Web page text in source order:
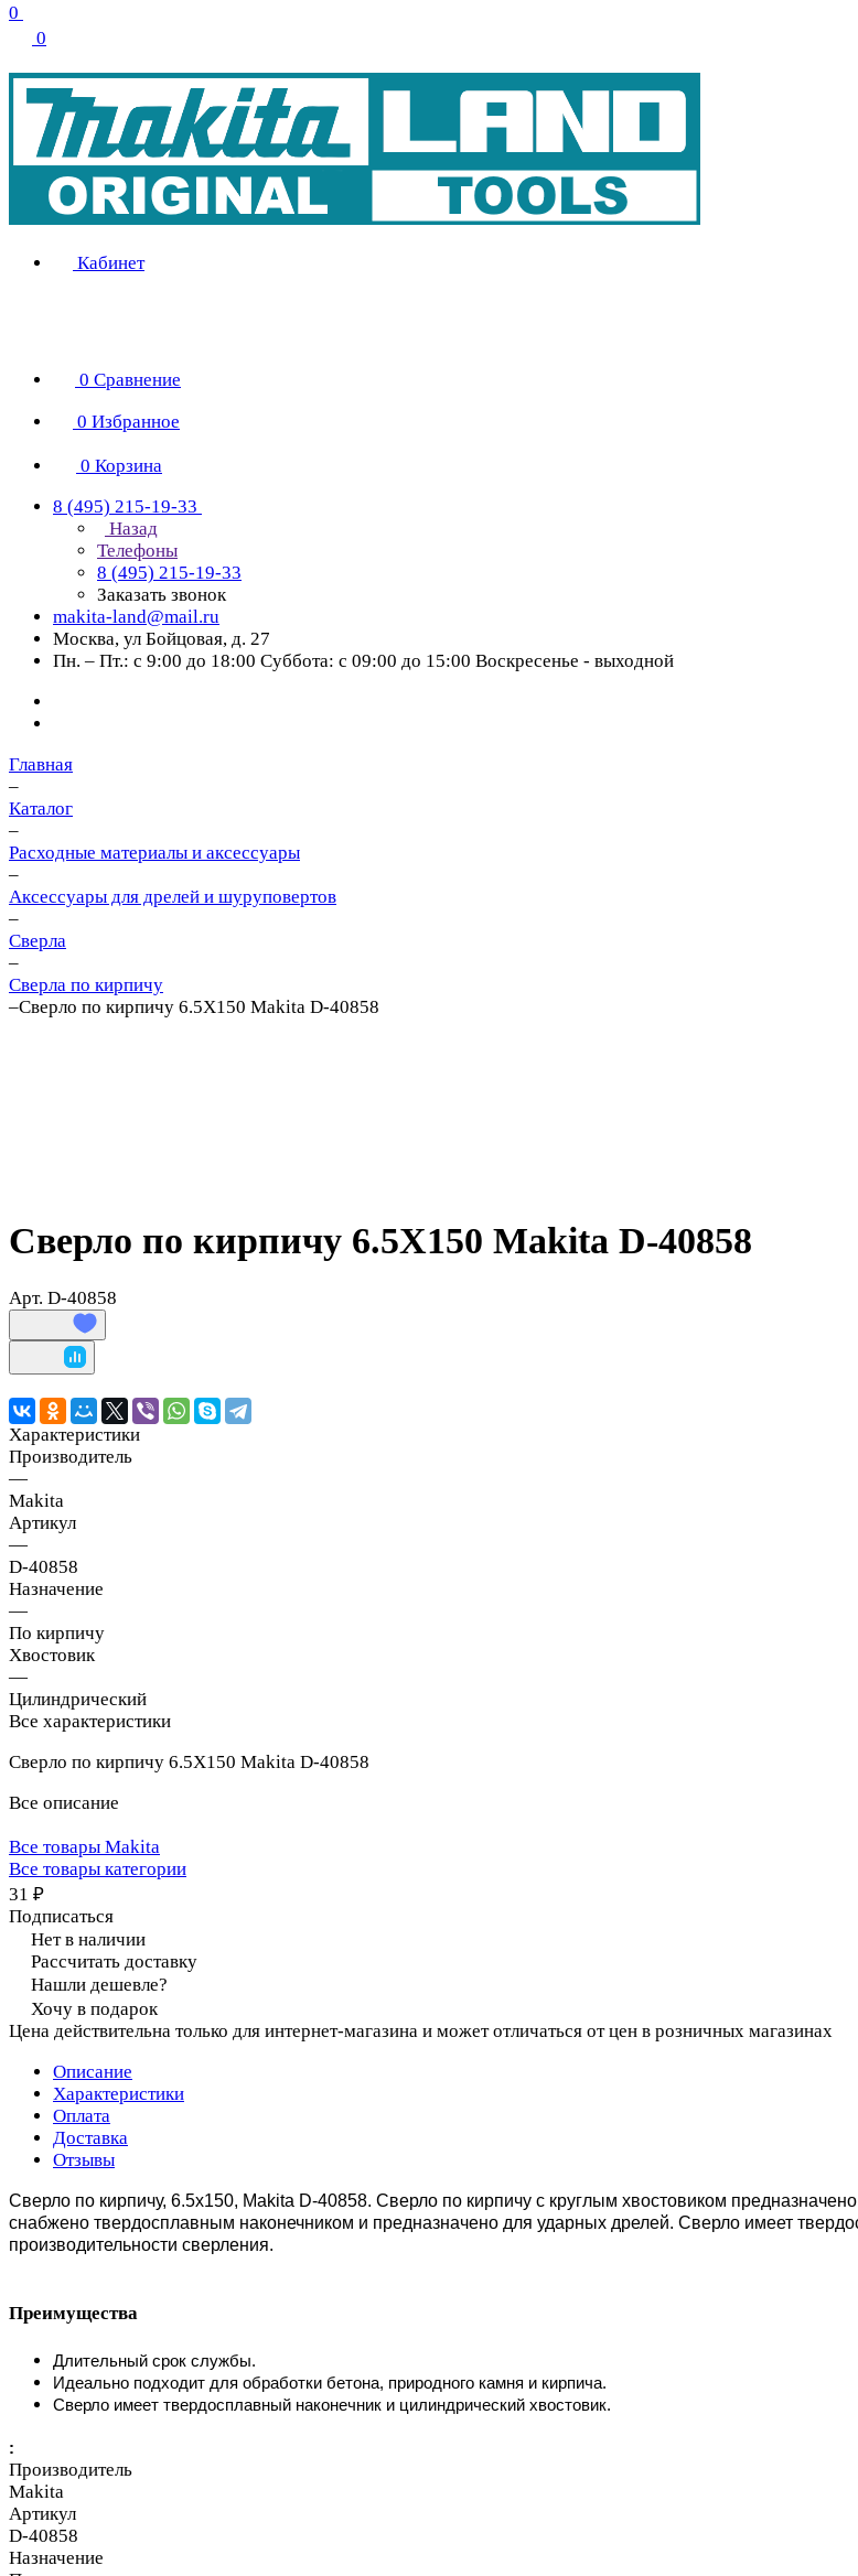
0
0
Кабинет
0 Сравнение
0 Избранное
0 Корзина
8 (495) 215-19-33
Назад
Телефоны
8 (495) 215-19-33
Заказать звонок
makita-land@mail.ru
Москва, ул Бойцовая, д. 27
Пн. – Пт.: с 9:00 до 18:00 Суббота: с 09:00 до 15:00 Воскресенье - выходной
Главная
–
Каталог
–
Расходные материалы и аксессуары
–
Аксессуары для дрелей и шуруповертов
–
Сверла
–
Сверла по кирпичу
–Сверло по кирпичу 6.5X150 Makita D-40858
Сверло по кирпичу 6.5X150 Makita D-40858
Арт. D-40858
Характеристики
Производитель
—
Makita
Артикул
—
D-40858
Назначение
—
По кирпичу
Хвостовик
—
Цилиндрический
Все характеристики
Сверло по кирпичу 6.5X150 Makita D-40858
Все описание
Все товары Makita
Все товары категории
31 ₽
Подписаться
Нет в наличии
Рассчитать доставку
Нашли дешевле?
Хочу в подарок
Цена действительна только для интернет-магазина и может отличаться от цен в розничных магазинах
Описание
Характеристики
Оплата
Доставка
Отзывы
Сверло по кирпичу, 6.5x150, Makita D-40858. Сверло по кирпичу с круглым хвостовиком
снабжено твердосплавным наконечником и предназначено для ударных дрелей. Сверло имеет
производительности сверления.
Преимущества
Длительный срок службы.
Идеально подходит для обработки бетона, природного камня и кирпича.
Сверло имеет твердосплавный наконечник и цилиндрический хвостовик.
:
Производитель
Makita
Артикул
D-40858
Назначение